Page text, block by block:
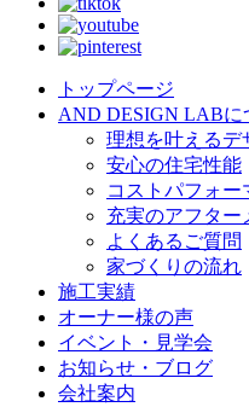
トップページ
AND DESIGN LABに
理想を叶えるデ
安心の住宅性能
コストパフォー
充実のアフター
よくあるご質問
家づくりの流れ
施工実績
オーナー様の声
イベント・見学会
お知らせ・ブログ
会社案内